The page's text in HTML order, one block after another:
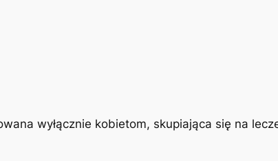
wyłącznie kobietom, skupiająca się na